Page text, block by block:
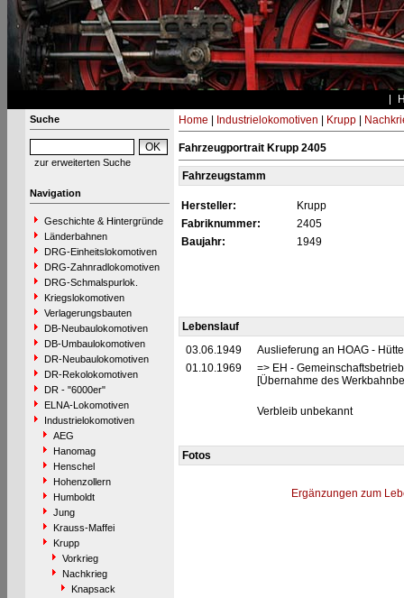
Suche
zur erweiterten Suche
Navigation
Geschichte & Hintergründe
Länderbahnen
DRG-Einheitslokomotiven
DRG-Zahnradlokomotiven
DRG-Schmalspurlok.
Kriegslokomotiven
Verlagerungsbauten
DB-Neubaulokomotiven
DB-Umbaulokomotiven
DR-Neubaulokomotiven
DR-Rekolokomotiven
DR - "6000er"
ELNA-Lokomotiven
Industrielokomotiven
AEG
Hanomag
Henschel
Hohenzollern
Humboldt
Jung
Krauss-Maffei
Krupp
Vorkrieg
Nachkrieg
Knapsack
Home Industrielokomotiven Krupp|
Fahrzeugportrait Krupp 2405
Fahrzeugstamm
Hersteller:
Krupp
Fabriknummer:
2405
Baujahr:
1949
Lebenslauf
03.06.1949
Auslieferung an HOAG -
01.10.1969
=> EH -
[Übernahme des
Verbleib unbekannt
Fotos
Ergänzungen zum